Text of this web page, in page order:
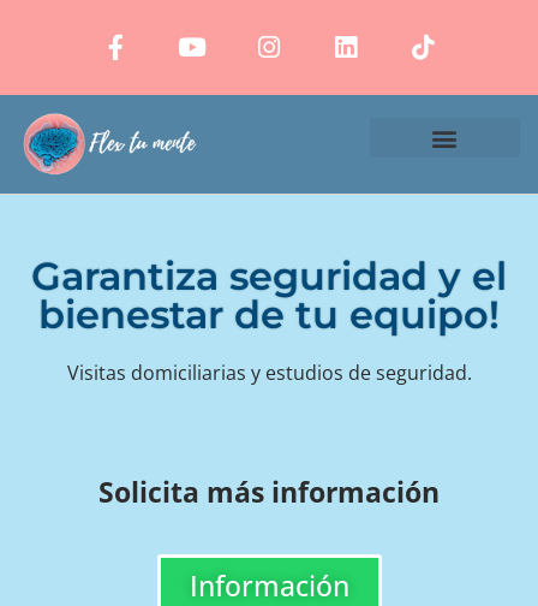
Garantiza seguridad y el
bienestar de tu equipo!
Visitas domiciliarias y estudios de seguridad.
Solicita más información
Información